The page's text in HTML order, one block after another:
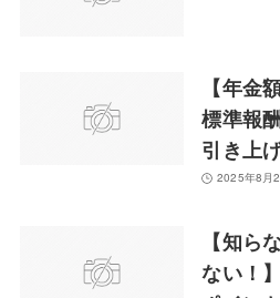
【年金
標準報
引き上
2025年8月
【知ら
ない！